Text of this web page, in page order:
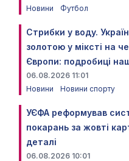
Новини
Футбол
Стрибки у воду.
золотою у міксті на
Європи: подробиці
06.08.2026 11:01
Новини
Новини спорту
УЄФА реформував
покарань за жовті
деталі
06.08.2026 10:01